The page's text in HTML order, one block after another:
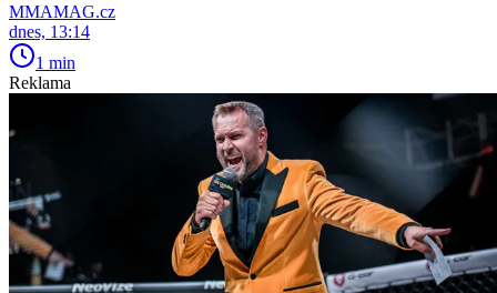
MMAMAG.cz
dnes, 13:14
1 min
Reklama